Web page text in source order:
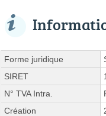
Forme juridique
SIRET
N° TVA Intra.
Création